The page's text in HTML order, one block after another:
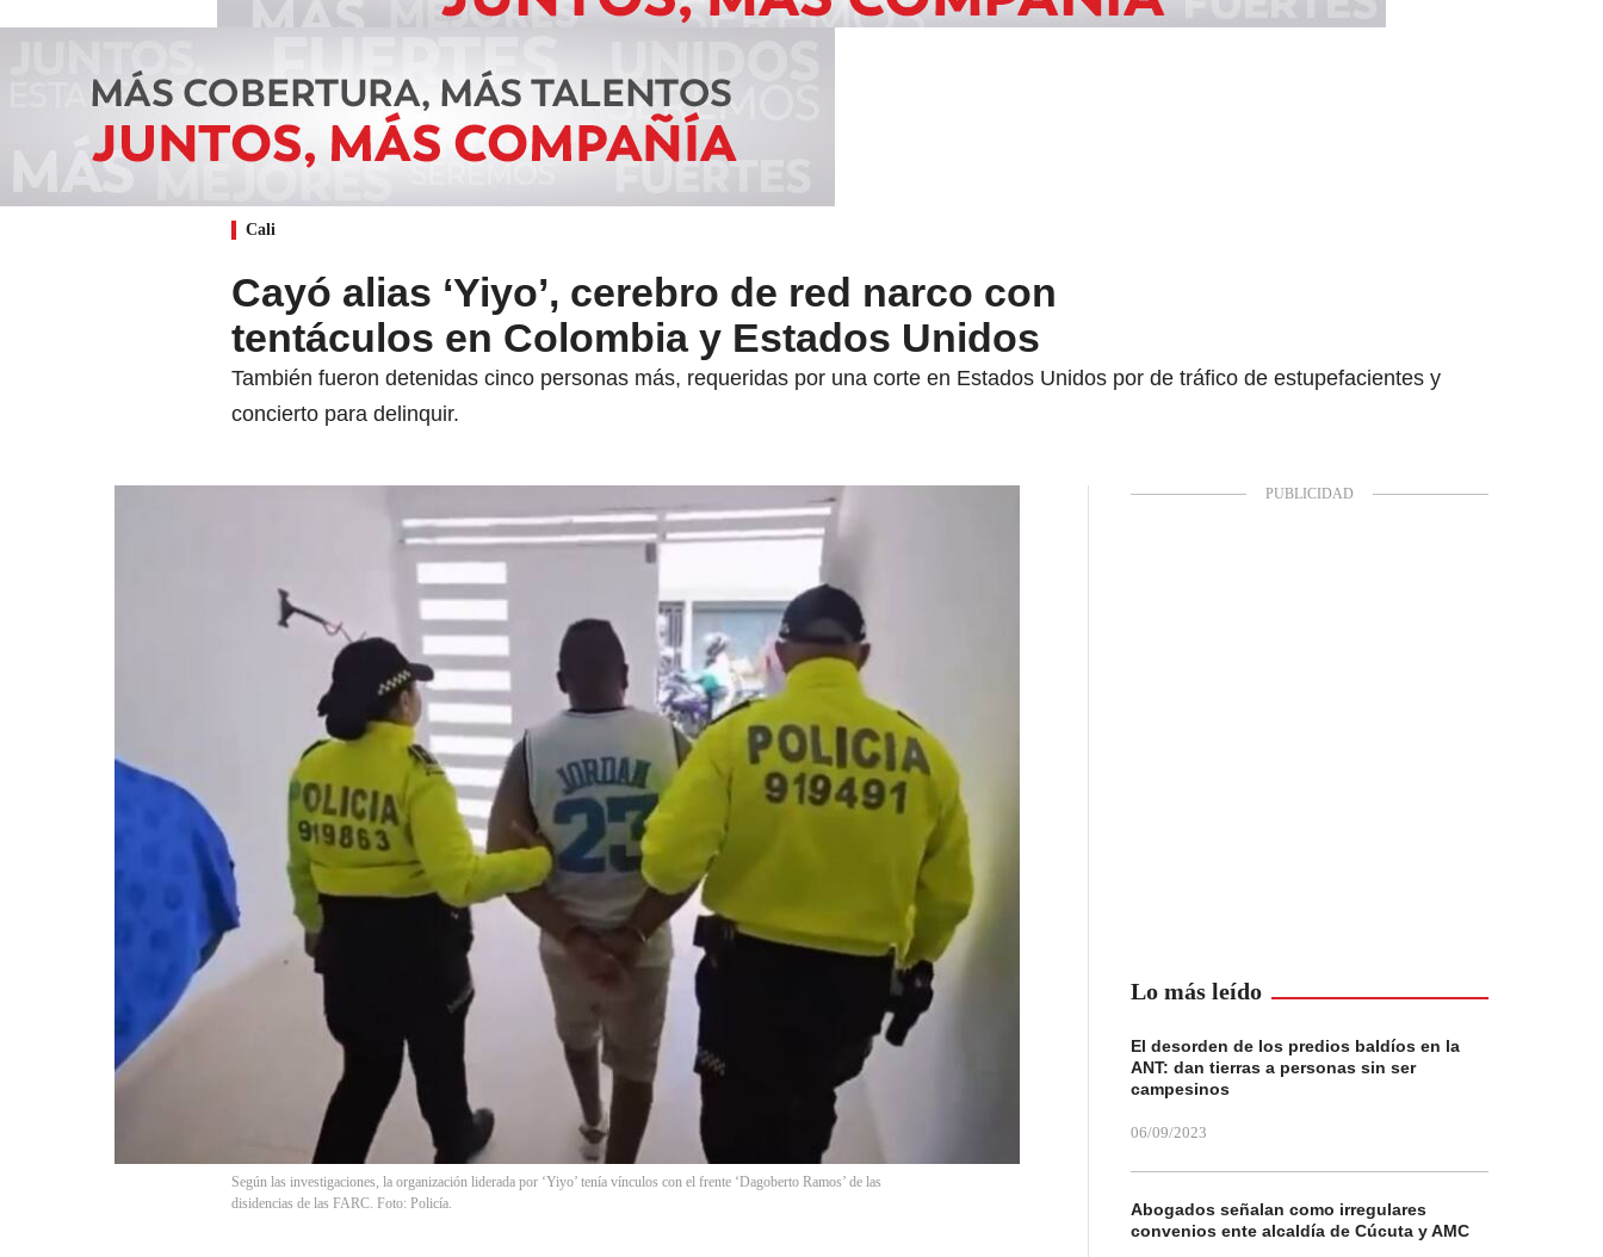
Cali
Cayó alias ‘Yiyo’, cerebro de red narco con
tentáculos en Colombia y Estados Unidos
También fueron detenidas cinco personas más, requeridas por una corte en Estados Unidos por de tráfico de estupefacientes y
concierto para delinquir.
Según las investigaciones, la organización liderada por ‘Yiyo’ tenía vínculos con el frente ‘Dagoberto Ramos’ de las
disidencias de las FARC. Foto: Policía.
Lo más leído
El desorden de los predios baldíos en la
ANT: dan tierras a personas sin ser
campesinos
06/09/2023
Abogados señalan como irregulares
convenios ente alcaldía de Cúcuta y AMC